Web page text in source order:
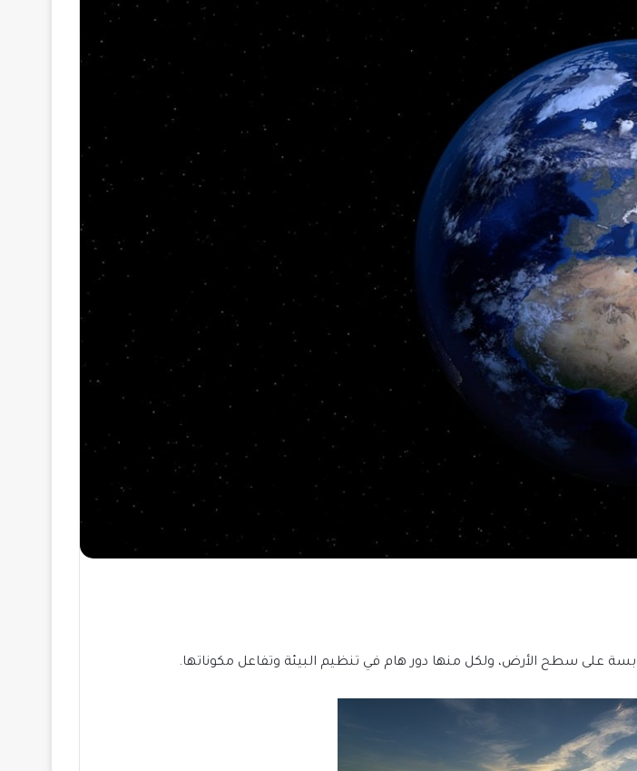
على سطح الأرض، ولكل منها دور هام في تنظيم البيئة وتفاعل مكوناتها.